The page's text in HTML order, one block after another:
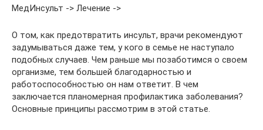
МедИнсульт -> Лечение ->
О том, как предотвратить инсульт, врачи рекомендуют
задумываться даже тем, у кого в семье не наступало
подобных случаев. Чем раньше мы позаботимся о своем
организме, тем большей благодарностью и
работоспособностью он нам ответит. В чем
заключается планомерная профилактика заболевания?
Основные принципы рассмотрим в этой статье.